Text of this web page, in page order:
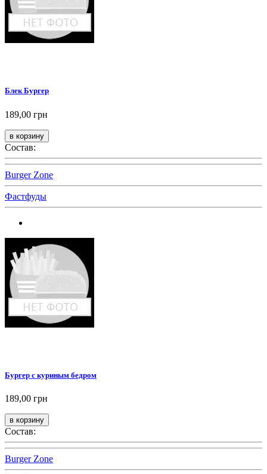
Блек Бургер
189,00 грн
Состав:
Burger Zone
Фастфуды
Бургер с куриным бедром
189,00 грн
Состав:
Burger Zone